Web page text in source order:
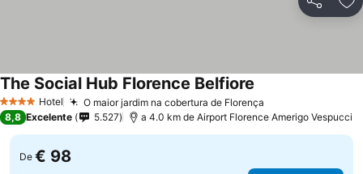
Partilhar
4 EstrelasHotel O maior jardim na cobertura de Florença
The Social Hub Florence Belfiore
8,8 Excelente 5.527 a 4.0 km de Airport Florence Amerigo Vespucci
De € 98